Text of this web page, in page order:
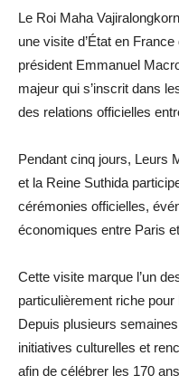
Le Roi Maha
une visite d’État en
président Emmanuel
majeur qui s’inscrit dans
des relations officielles
Pendant cinq jours, Leurs
et la Reine Suthida
cérémonies officielles,
économiques entre Paris
Cette visite marque l’un
particulièrement riche
Depuis plusieurs
initiatives culturelles et
afin de célébrer les 170